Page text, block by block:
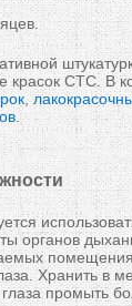
красок СТС. В
.
органов
Хранить в
промыть